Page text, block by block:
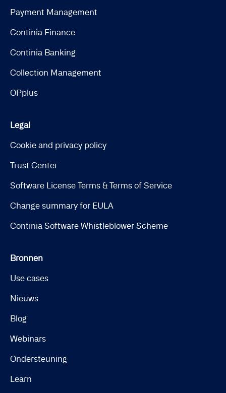
Payment Management
Continia Finance
Continia Banking
Collection Management
OPplus
Legal
Cookie and privacy policy
Trust Center
Software License Terms & Terms of Service
Change summary for EULA
Continia Software Whistleblower Scheme
Bronnen
Use cases
Nieuws
Blog
Webinars
Ondersteuning
Learn